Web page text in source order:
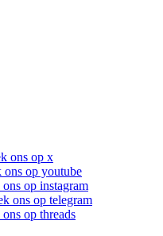
ons op x
ons op youtube
op instagram
ons op telegram
op threads